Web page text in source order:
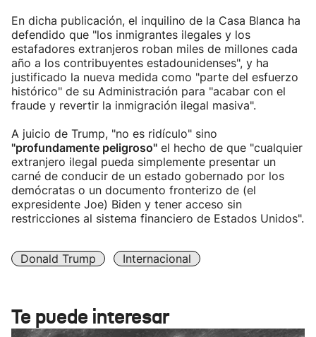
En dicha publicación, el inquilino de la Casa Blanca ha
defendido que "los inmigrantes ilegales y los
estafadores extranjeros roban miles de millones cada
año a los contribuyentes estadounidenses", y ha
justificado la nueva medida como "parte del esfuerzo
histórico" de su Administración para "acabar con el
fraude y revertir la inmigración ilegal masiva".
A juicio de Trump, "no es ridículo" sino
"profundamente peligroso" el hecho de que "cualquier
extranjero ilegal pueda simplemente presentar un
carné de conducir de un estado gobernado por los
demócratas o un documento fronterizo de (el
expresidente Joe) Biden y tener acceso sin
restricciones al sistema financiero de Estados Unidos".
Donald Trump Internacional
Te puede interesar